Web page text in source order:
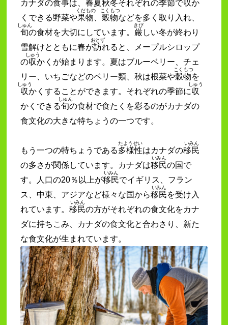
カナダの食事は、春夏秋冬それぞれの季節で収か
くできる野菜や果物
くだもの
、穀物
こくもつ
などを多く取り入れ、
旬
しゅん
の食材を大切にしています。 厳
きび
しい冬が終わり
雪解けとともに春が訪
おとず
れると、メープルシロップ
の収
しゅう
かくが始まります。夏はブルーベリー、チェ
リー、いちごなどのベリー類、秋は根菜や穀物
こくもつ
を
収
しゅう
かくすることができます。それぞれの季節に収
しゅう
かくできる旬
しゅん
の食材で食たくを彩るのがカナダの
食文化の大きな特ちょうの一つです。
もう一つの特ちょうである多様性
たようせい
はカナダの移民
いみん
の多さが関係しています。カナダは移民
いみん
の国で
す。人口の20％以上が移民
いみん
でイギリス、フラン
ス、中東、アジアなど様々な国から移民
いみん
を受け入
れています。移民
いみん
の方がそれぞれの食文化をカナ
ダに持ちこみ、カナダの食文化と合わさり、新た
な食文化が生まれています。